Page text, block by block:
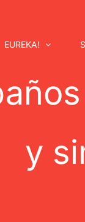
EUREKA!
y